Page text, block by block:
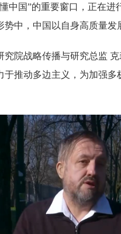
中国”的重要窗口，正在
势中，中国以自身高质量
究院战略传播与研究总监
于推动多边主义，为加强